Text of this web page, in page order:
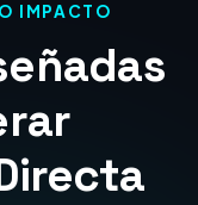
IMPACTO